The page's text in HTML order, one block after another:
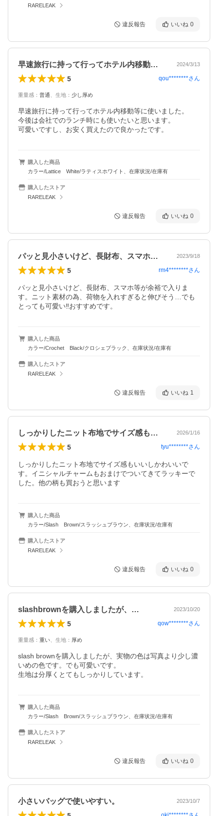
RARELEAK
違反報告 いいね 0
早速旅行に持って行ってホテル内移動等に… 2024/3/13
5 qou********さん
重量感 ： 普通 生地 ： 少し厚め
早速旅行に持って行ってホテル内移動等に使いました。
今後は会社でのランチ時にも使いたいと思います。
可愛いですし、お安く買えたので良かったです。
購入した商品
カラー/Lattice White/ラティスホワイト、在庫状況/在庫有
購入したストア
RARELEAK
違反報告 いいね 0
パッと見小さいけど、長財布、スマホ等が… 2023/9/18
5 rm4********さん
パッと見小さいけど、長財布、スマホ等が余裕で入りま
す。ニット素材の為、荷物を入れすぎると伸びそう…でも
とっても可愛い‼︎おすすめです。
購入した商品
カラー/Crochet Black/クロシェブラック、在庫状況/在庫有
購入したストア
RARELEAK
違反報告 いいね 1
しっかりしたニット布地でサイズ感もいい… 2026/1/16
5 tyu********さん
しっかりしたニット布地でサイズ感もいいしかわいいで
す。イニシャルチャームもおまけでついてきてラッキーで
した。他の柄も買おうと思います
購入した商品
カラー/Slash Brown/スラッシュブラウン、在庫状況/在庫有
購入したストア
RARELEAK
違反報告 いいね 0
slashbrownを購入しましたが、… 2023/10/20
5 qow********さん
重量感 ： 重い 生地 ： 厚め
slash brownを購入しましたが、実物の色は写真より少し濃
いめの色です。でも可愛いです。
生地は分厚くとてもしっかりしています。
購入した商品
カラー/Slash Brown/スラッシュブラウン、在庫状況/在庫有
購入したストア
RARELEAK
違反報告 いいね 0
小さいバッグで使いやすい。 2023/10/7